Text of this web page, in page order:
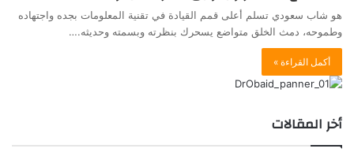
هو شاب سعودي تسلم أعلى قمم القيادة في تقنية المعلومات بجده واجتهاده
وطموحه، دمث الخلق متواضع يسحرك بنظرته وبسمته وحديثه.…
أكمل القراءة »
أخر المقالات